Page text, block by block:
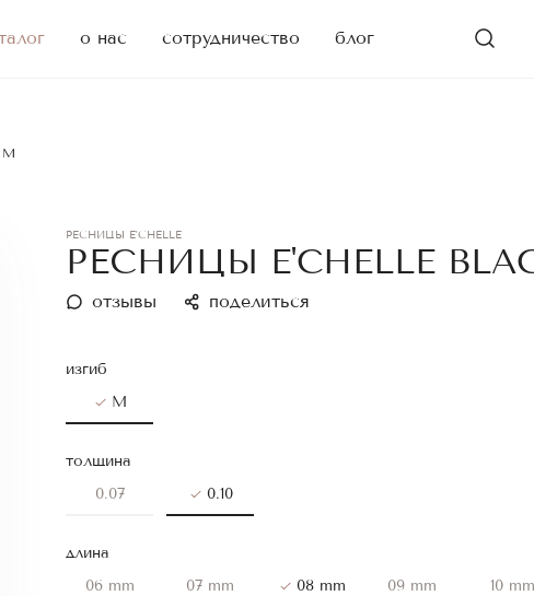
о нас сотрудничество блог
РЕСНИЦЫ E'CHELLE
РЕСНИЦЫ E'CHELLE
отзывы поделиться
изгиб
M
толщина
0.07
0.10
длина
06 mm
07 mm 08 mm 09 mm 10 mm